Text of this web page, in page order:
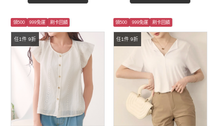
任1件 9折
領500 999免運 刷卡回饋
任1件 9折
領500 999免運 刷卡回饋